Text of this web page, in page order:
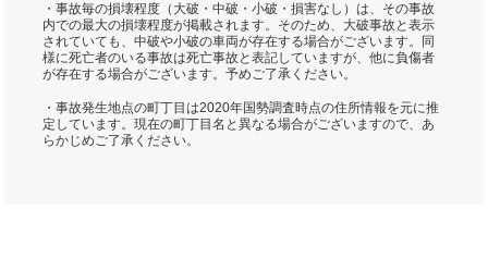
・事故毎の損壊程度（大破・中破・小破・損害なし）は、その事故
内での最大の損壊程度が掲載されます。そのため、大破事故と表示
されていても、中破や小破の車両が存在する場合がございます。同
様に死亡者のいる事故は死亡事故と表記していますが、他に負傷者
が存在する場合がございます。予めご了承ください。
・事故発生地点の町丁目は2020年国勢調査時点の住所情報を元に推
定しています。現在の町丁目名と異なる場合がございますので、あ
らかじめご了承ください。